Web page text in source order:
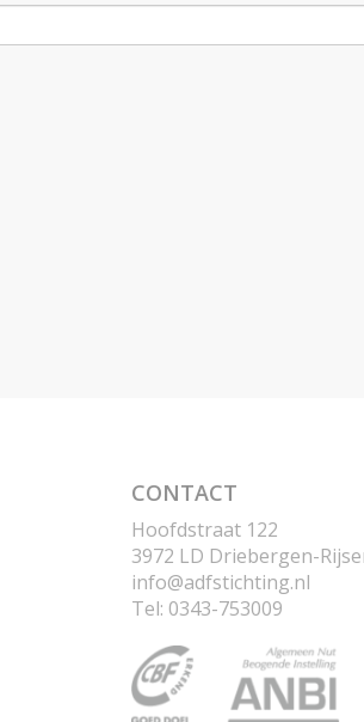
CONTACT
Hoofdstraat 122
3972 LD Driebergen-
ofni@adfstichting.nl
Tel: 0343-753009